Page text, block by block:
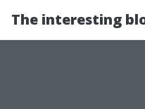
The interesting